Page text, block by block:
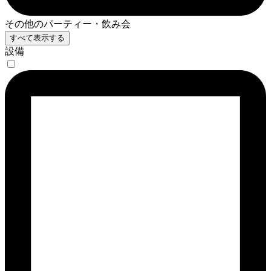
その他のパーティー・飲み会
すべて表示する
設備